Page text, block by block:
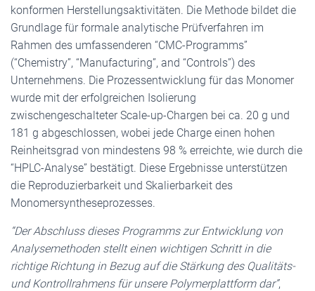
konformen Herstellungsaktivitäten. Die Methode bildet die
Grundlage für formale analytische Prüfverfahren im
Rahmen des umfassenderen “CMC-Programms”
(“Chemistry”, “Manufacturing”, and “Controls”) des
Unternehmens. Die Prozessentwicklung für das Monomer
wurde mit der erfolgreichen Isolierung
zwischengeschalteter Scale-up-Chargen bei ca. 20 g und
181 g abgeschlossen, wobei jede Charge einen hohen
Reinheitsgrad von mindestens 98 % erreichte, wie durch die
“HPLC-Analyse” bestätigt. Diese Ergebnisse unterstützen
die Reproduzierbarkeit und Skalierbarkeit des
Monomersyntheseprozesses.
“Der Abschluss dieses Programms zur Entwicklung von
Analysemethoden stellt einen wichtigen Schritt in die
richtige Richtung in Bezug auf die Stärkung des Qualitäts-
und Kontrollrahmens für unsere Polymerplattform dar”,